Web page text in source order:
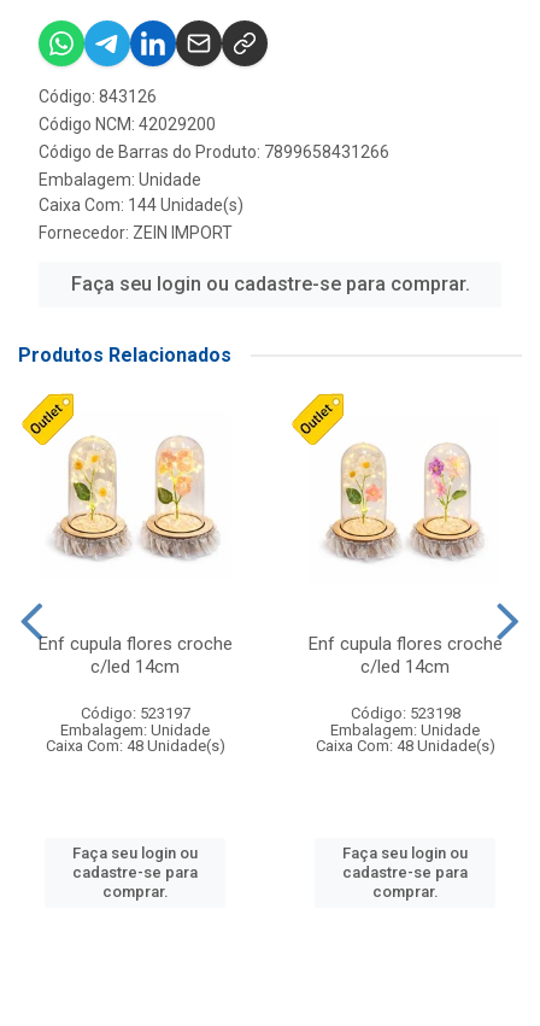
Código: 843126
Código NCM: 42029200
Código de Barras do Produto: 7899658431266
Embalagem: Unidade
Caixa Com: 144 Unidade(s)
Fornecedor: ZEIN IMPORT
Faça seu login ou cadastre-se para comprar.
Produtos Relacionados
Enf cupula flores croche
c/led 14cm
Código: 523197
Embalagem: Unidade
Caixa Com: 48 Unidade(s)
Faça seu login ou
cadastre-se para
comprar.
Enf cupula flores croche
c/led 14cm
Código: 523198
Embalagem: Unidade
Caixa Com: 48 Unidade(s)
Faça seu login ou
cadastre-se para
comprar.